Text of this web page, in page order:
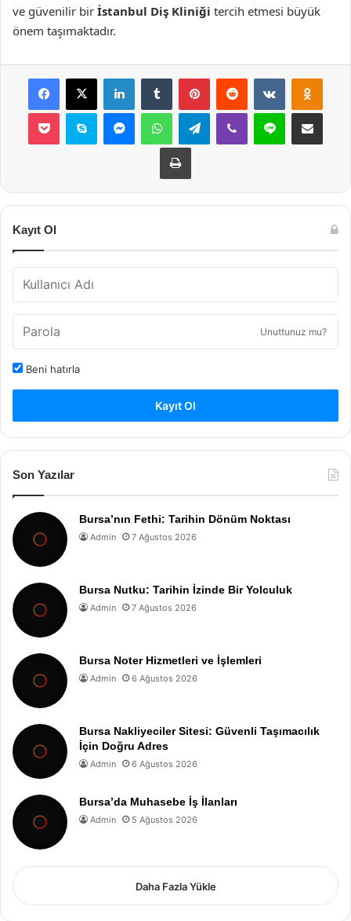
ve güvenilir bir İstanbul Diş Kliniği tercih etmesi büyük
önem taşımaktadır.
Facebook
X LinkedInTumblr PinterestReddit VKontakte
Pocket Skype MessengerWhatsAppTelegramViber Line E-Posta ile
Yazdır
Kayıt Ol
Unuttunuz mu?
Beni hatırla
Kayıt Ol
Son Yazılar
Bursa’nın Fethi: Tarihin Dönüm Noktası
Admin 7 Ağustos 2026
Bursa Nutku: Tarihin İzinde Bir Yolculuk
Admin 7 Ağustos 2026
Bursa Noter Hizmetleri ve İşlemleri
Admin 6 Ağustos 2026
Bursa Nakliyeciler Sitesi: Güvenli Taşımacılık
İçin Doğru Adres
Admin 6 Ağustos 2026
Bursa’da Muhasebe İş İlanları
Admin 5 Ağustos 2026
Daha Fazla Yükle